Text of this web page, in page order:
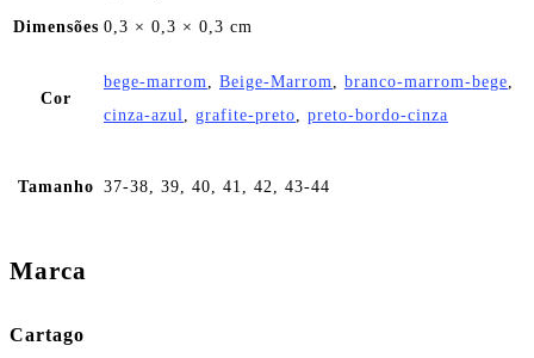
Dimensões 0,3 × 0,3 × 0,3 cm
Cor
bege-marrom, Beige-Marrom, branco-marrom-bege,
cinza-azul, grafite-preto, preto-bordo-cinza
Tamanho 37-38, 39, 40, 41, 42, 43-44
Marca
Cartago